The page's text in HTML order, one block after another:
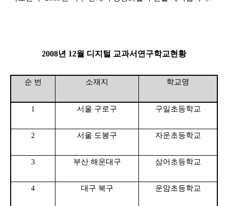
2008년 12월 디지 털 교과서 연구학교현황
순 번 소재지 학교명
1 서울 구로구 구일초등학교
2 서울 도봉구 자운초등학교
3 부산 해운대구 삼어초등학교
4 대구 북구 운암초등학교